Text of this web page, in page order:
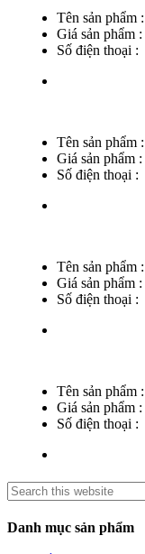
Tên sản phẩm :
Giá sản phẩm :
Số điện thoại :
Tên sản phẩm :
Giá sản phẩm :
Số điện thoại :
Tên sản phẩm :
Giá sản phẩm :
Số điện thoại :
Tên sản phẩm :
Giá sản phẩm :
Số điện thoại :
Danh mục sản phẩm